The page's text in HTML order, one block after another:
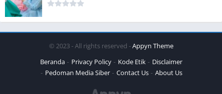
© 2023 - All rights reserved -Appyn Theme
Beranda
Privacy Policy Kode Etik
Disclaimer
Pedoman Media Siber
Contact Us About Us